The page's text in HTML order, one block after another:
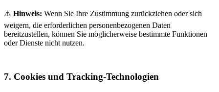
⚠️ Hinweis: Wenn Sie Ihre Zustimmung zurückziehen oder sich
weigern, die erforderlichen personenbezogenen Daten
bereitzustellen, können Sie möglicherweise bestimmte Funktionen
oder Dienste nicht nutzen.
7. Cookies und Tracking-Technologien